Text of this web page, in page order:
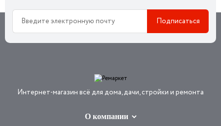
Интернет-магазин всё для дома, дачи, стройки и ремонта
О компании